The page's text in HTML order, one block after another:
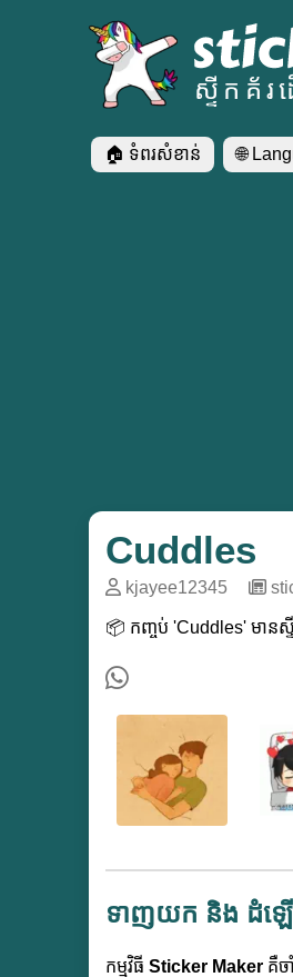
ស្ទីកគ័រ
🏠 ទំ​ពរ​សំខាន់ 🌐
Cuddles
kjayee12345
📦 កញ្ចប់ 'Cuddles' មានស្
ទាញយក និង ដំឡើ
កម្មវិធី Sticker Maker គឺច